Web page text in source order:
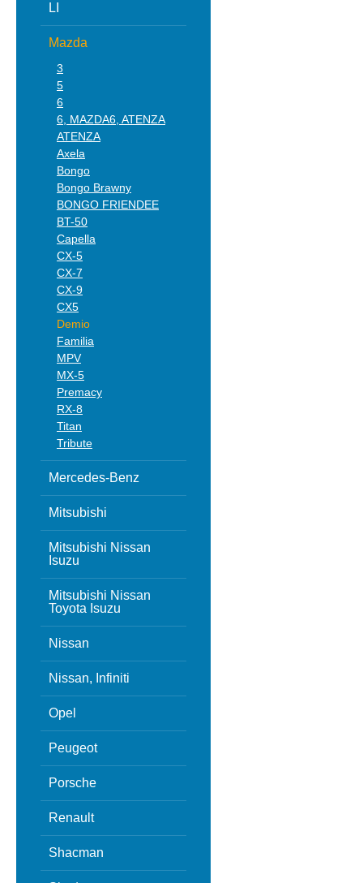
LI
Mazda
3
5
6
6, MAZDA6, ATENZA
ATENZA
Axela
Bongo
Bongo Brawny
BONGO FRIENDEE
BT-50
Capella
CX-5
CX-7
CX-9
CX5
Demio
Familia
MPV
MX-5
Premacy
RX-8
Titan
Tribute
Mercedes-Benz
Mitsubishi
Mitsubishi Nissan
Isuzu
Mitsubishi Nissan
Toyota Isuzu
Nissan
Nissan, Infiniti
Opel
Peugeot
Porsche
Renault
Shacman